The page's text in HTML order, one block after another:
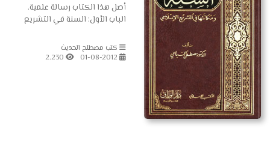
أصل هذا الكتاب رسالة علمية.
الباب الأول: السنة في التشريع
الستة وتعريفها الفصل الثاني:
في الوضع في الحديث الفصل
كتب مصطلح الحديث
01-08-2012
2.230